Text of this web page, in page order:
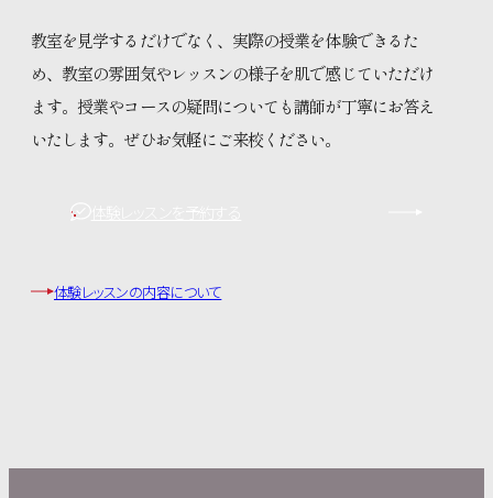
教室を見学するだけでなく、実際の授業を体験できるた
め、教室の雰囲気やレッスンの様子を肌で感じていただけ
ます。授業やコースの疑問についても講師が丁寧にお答え
いたします。ぜひお気軽にご来校ください。
体験レッスンの内容について